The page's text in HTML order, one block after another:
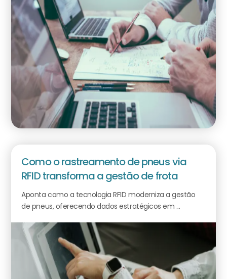
Como o rastreamento de pneus via
RFID transforma a gestão de frota
Aponta como a tecnologia RFID moderniza a gestão
de pneus, oferecendo dados estratégicos em ...